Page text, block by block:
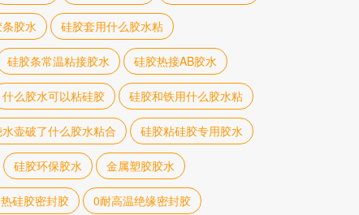
胶水 硅胶套用什么胶水粘
硅胶条常温粘接胶水 硅胶热接AB胶水
什么胶水可以粘硅胶 硅胶和铁用什么胶水粘
壶破了什么胶水粘合 硅胶粘硅胶专用胶水
硅胶环保胶水 金属塑胶胶水
硅胶密封胶 0耐高温绝缘密封胶